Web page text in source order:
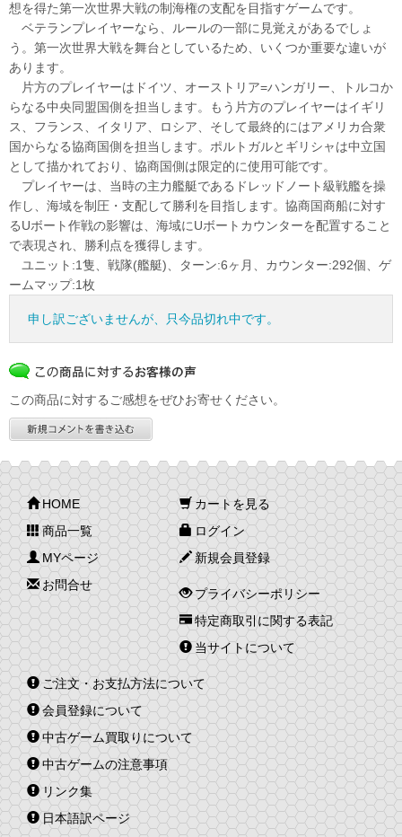
想を得た第一次世界大戦の制海権の支配を目指すゲームです。
ベテランプレイヤーなら、ルールの一部に見覚えがあるでしょ
う。第一次世界大戦を舞台としているため、いくつか重要な違いが
あります。
片方のプレイヤーはドイツ、オーストリア=ハンガリー、トルコか
らなる中央同盟国側を担当します。もう片方のプレイヤーはイギリ
ス、フランス、イタリア、ロシア、そして最終的にはアメリカ合衆
国からなる協商国側を担当します。ポルトガルとギリシャは中立国
として描かれており、協商国側は限定的に使用可能です。
プレイヤーは、当時の主力艦艇であるドレッドノート級戦艦を操
作し、海域を制圧・支配して勝利を目指します。協商国商船に対す
るUボート作戦の影響は、海域にUボートカウンターを配置すること
で表現され、勝利点を獲得します。
ユニット:1隻、戦隊(艦艇)、ターン:6ヶ月、カウンター:292個、ゲ
ームマップ:1枚
申し訳ございませんが、只今品切れ中です。
この商品に対するご感想をぜひお寄せください。
HOME
商品一覧
MYページ
お問合せ
カートを見る
ログイン
新規会員登録
プライバシーポリシー
特定商取引に関する表記
当サイトについて
ご注文・お支払方法について
会員登録について
中古ゲーム買取りについて
中古ゲームの注意事項
リンク集
日本語訳ページ